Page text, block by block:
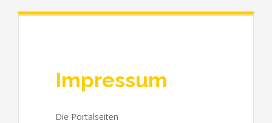
Impressum
Die Portalseiten